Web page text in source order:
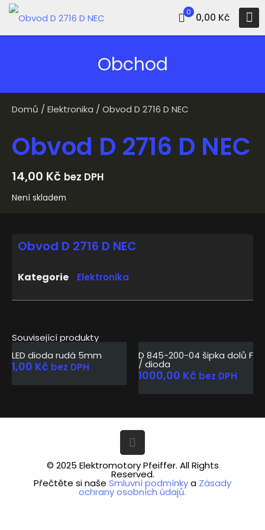
0 0,00 Kč
Obchod
Domů / Elektronika / Obvod D 2716 D NEC
Obvod D 2716 D NEC
14,00 Kč bez DPH
Není skladem
Související produkty
LED dioda rudá 5mm
1,00 Kč bez DPH
D 845-200-04 šipka dolů F
/ dioda
1000,00 Kč bez DPH
Obvod D 2716 D NEC
Kategorie Elektronika
© 2025 Elektromotory Pfeiffer. All Rights
Reserved.
Přečtěte si naše Smluvní podmínkya Zásady
ochrany osobních údajů.